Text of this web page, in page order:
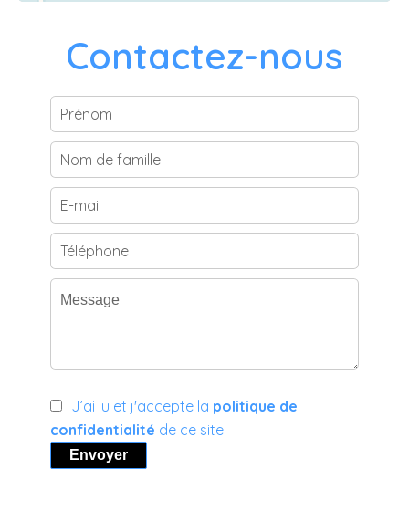
Contactez-nous
J’ai lu et j'accepte la politique de
confidentialité de ce site
Envoyer